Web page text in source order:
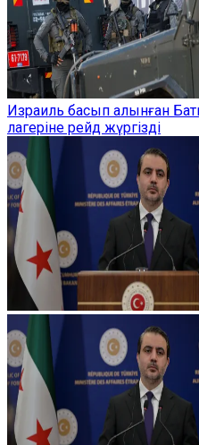
Израиль басып алынған
лагеріне рейд жүргізді